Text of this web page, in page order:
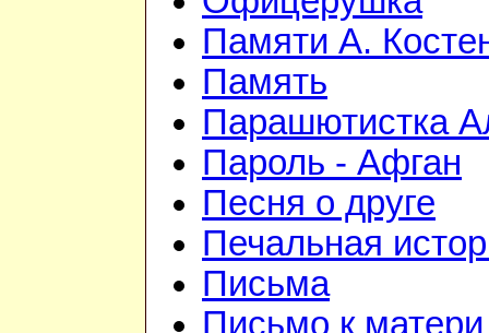
Памяти А.
Память
Парашютистка
Пароль - Афган
Песня о друге
Печальная
Письма
Письмо к матери